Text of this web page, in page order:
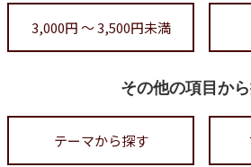
3,000円 ～ 3,500円未満
その他の項目か
テーマから探す